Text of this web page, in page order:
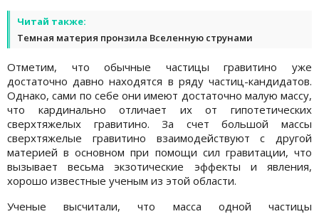
Читай также:
Темная материя пронзила Вселенную струнами
Отметим, что обычные частицы гравитино уже
достаточно давно находятся в ряду частиц-кандидатов.
Однако, сами по себе они имеют достаточно малую массу,
что кардинально отличает их от гипотетических
сверхтяжелых гравитино. За счет большой массы
сверхтяжелые гравитино взаимодействуют с другой
материей в основном при помощи сил гравитации, что
вызывает весьма экзотические эффекты и явления,
хорошо известные ученым из этой области.
Ученые высчитали, что масса одной частицы